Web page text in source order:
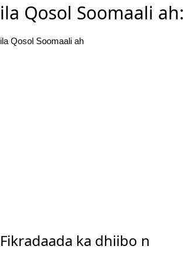
ila Qosol Soomaali
ila Qosol Soomaali ah
Fikradaada ka dhiibo n